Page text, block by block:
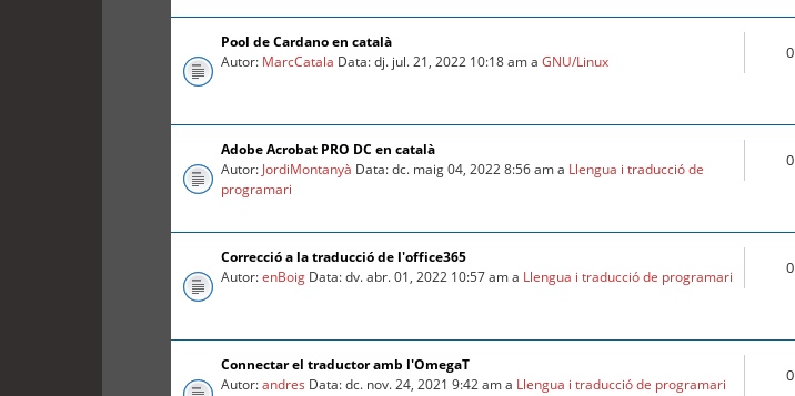
Pool de Cardano en català
Autor: MarcCatala Data: dj. jul. 21, 2022 10:18 am aGNU/Linux 0
Adobe Acrobat PRO DC en català
Autor: JordiMontanyà Data: dc. maig 04, 2022 8:56 am a Llengua i traducció de
programari
0
Correcció a la traducció de l'office365
Autor:enBoig Data: dv. abr. 01, 2022 10:57 am a Llengua i traducció de programari 0
Connectar el traductor amb l'OmegaT
Autor:andres Data: dc. nov. 24, 2021 9:42 am a Llengua i traducció de programari 0